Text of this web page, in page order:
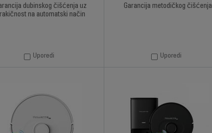
dubinskog čišćenja uz
na automatski način
Uporedi
Garancija metodičkog čišćenja
Uporedi